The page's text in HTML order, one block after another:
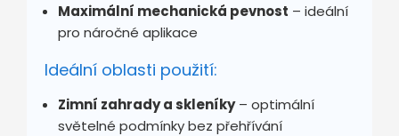
Maximální mechanická pevnost – ideální
pro náročné aplikace
Ideální oblasti použití:
Zimní zahrady a skleníky– optimální
světelné podmínky bez přehřívání